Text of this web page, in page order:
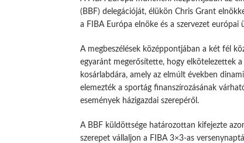
(BBF) delegációját, élükön Chris Grant
a FIBA Európa elnöke és a szervezet
A megbeszélések középpontjában a két fél
egyaránt megerősítette, hogy elkötelezettek
kosárlabdára, amely az elmúlt években
elemezték a sportág finanszírozásának
események házigazdai szerepéről.
A BBF küldöttsége határozottan kifejezte
szerepet vállaljon a FIBA 3×3-as